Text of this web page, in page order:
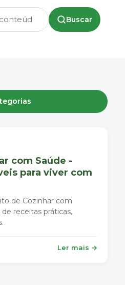
Buscar
com Saúde -
para viver com
de Cozinhar com
receitas práticas,
Ler mais →